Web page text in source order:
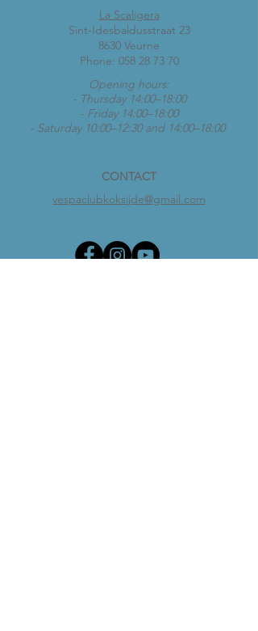
La Scaligera
Sint-Idesbaldusstraat 23
8630 Veurne
Phone: 058 28 73 70
Opening hours:
- Thursday 14:00–18:00
- Friday 14:00–18:00
- Saturday 10:00–12:30 and 14:00–18:00
CONTACT
vespaclubkoksijde@gmail.com